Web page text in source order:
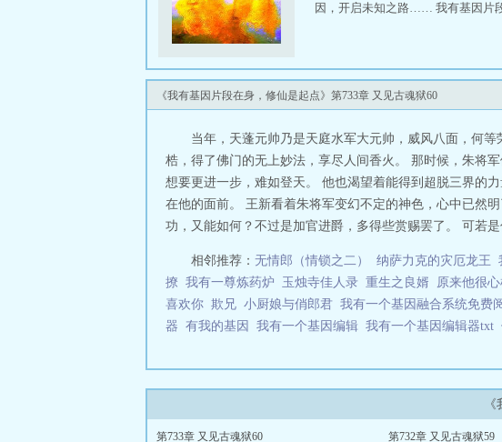
因，开启未知之路…… 我有基因片
《我有基因片段在身，修仙是起点》第733章 又见古魂狱60
当年，天蓬元帅乃是天庭水军大元帅，威风八面，何
梏，得了佛门的无上妙法，享尽人间香火。 那时候，朱将
想要更进一步，难如登天。 他也渴望着能得到超脱三界的
在他的面前。 王新看着朱将军变幻不定的神色，心中已然
功，又能如何？不过是加官进爵，多得些赏赐罢了。 可若
相邻推荐： 无情郎（情锁之二） 纳萨力克的灾厄龙王
撩 我有一尊炼药炉 玉烛寺佳人录 重生之良婿 原来他很
喜欢你 欺兄 小厨娘与俏郎君 我有一个基因融合系统免费
器 有我的基因 我有一个基因编辑 我有一个基因编辑器txt
第733章 又见古魂狱60 第732章 又见古魂狱59